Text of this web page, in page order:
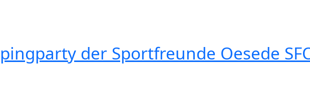
der Sportfreunde Oesede